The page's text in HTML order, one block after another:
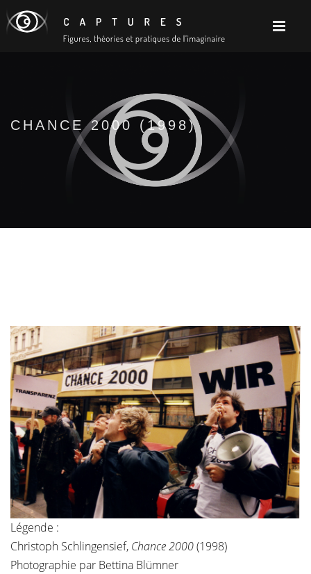
CHANCE 2000 (1998)
Légende :
Christoph Schlingensief, Chance 2000(1998)
Photographie par Bettina Blümner